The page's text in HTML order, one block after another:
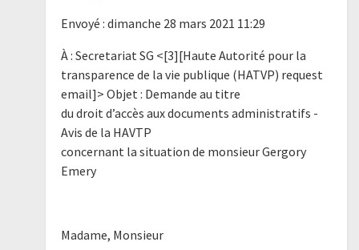
Envoyé : dimanche 28 mars 2021 11:29
À : Secretariat SG <[3][Haute Autorité pour la
transparence de la vie publique (HATVP) request
email]> Objet : Demande au titre
du droit d’accès aux documents administratifs -
Avis de la HAVTP
concernant la situation de monsieur Gergory
Emery
Madame, Monsieur